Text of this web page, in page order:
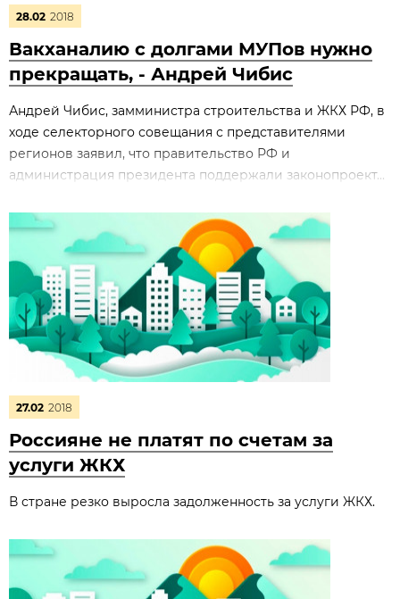
28.02 2018
Вакханалию с долгами МУПов нужно
прекращать, - Андрей Чибис
Андрей Чибис, замминистра строительства и ЖКХ РФ, в
ходе селекторного совещания с представителями
регионов заявил, что правительство РФ и
администрация президента поддержали законопроект...
27.02 2018
Россияне не платят по счетам за
услуги ЖКХ
В стране резко выросла задолженность за услуги ЖКХ.